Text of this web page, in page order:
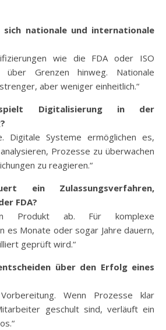
sich nationale und internationale
wie die FDA oder ISO
über Grenzen hinweg. Nationale
aber weniger einheitlich.“
Digitalisierung in der
Digitale Systeme ermöglichen es,
Prozesse zu überwachen
zu reagieren.“
ein Zulassungsverfahren,
FDA?
Produkt ab. Für komplexe
es Monate oder sogar Jahre dauern,
geprüft wird.“
über den Erfolg eines
Wenn Prozesse klar
geschult sind, verläuft ein